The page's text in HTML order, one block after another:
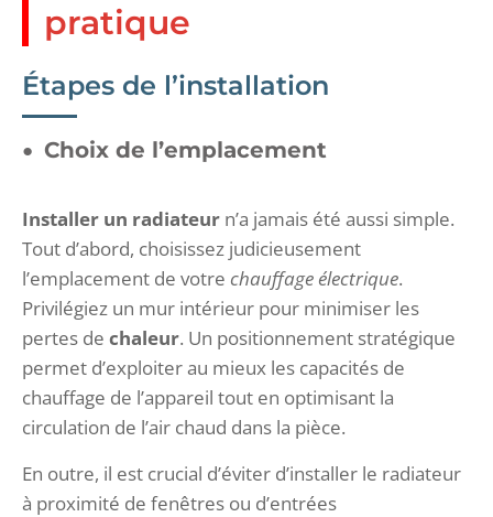
pratique
Étapes de l’installation
Choix de l’emplacement
Installer un radiateur n’a jamais été aussi simple.
Tout d’abord, choisissez judicieusement
l’emplacement de votre chauffage électrique.
Privilégiez un mur intérieur pour minimiser les
pertes de chaleur. Un positionnement stratégique
permet d’exploiter au mieux les capacités de
chauffage de l’appareil tout en optimisant la
circulation de l’air chaud dans la pièce.
En outre, il est crucial d’éviter d’installer le radiateur
à proximité de fenêtres ou d’entrées